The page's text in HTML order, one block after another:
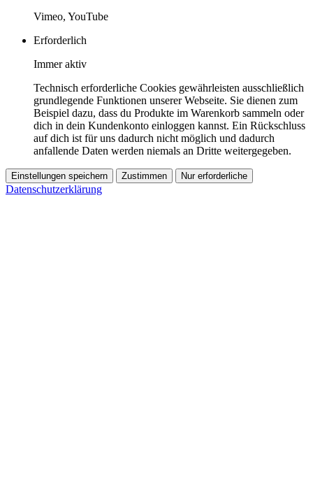
Vimeo, YouTube
Erforderlich
Immer aktiv
Technisch erforderliche Cookies gewährleisten ausschließlich
grundlegende Funktionen unserer Webseite. Sie dienen zum
Beispiel dazu, dass du Produkte im Warenkorb sammeln oder
dich in dein Kundenkonto einloggen kannst. Ein Rückschluss
auf dich ist für uns dadurch nicht möglich und dadurch
anfallende Daten werden niemals an Dritte weitergegeben.
Einstellungen speichern Zustimmen Nur erforderliche
Datenschutzerklärung